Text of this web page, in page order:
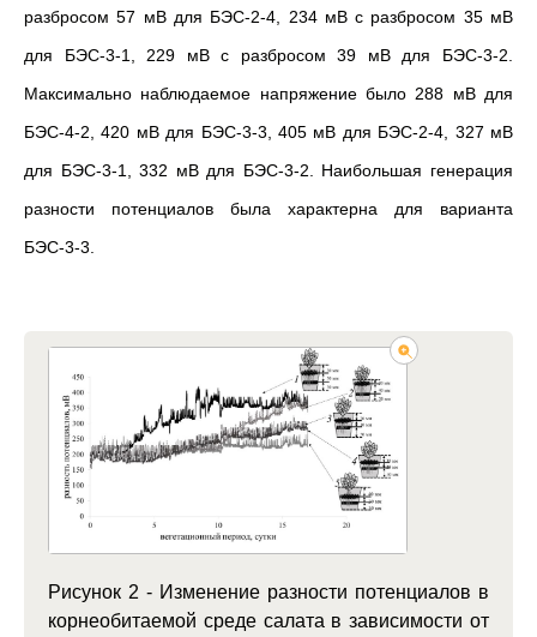
разбросом 57 мВ для БЭС-2-4, 234 мВ с разбросом 35 мВ
для БЭС-3-1, 229 мВ с разбросом 39 мВ для БЭС-3-2.
Максимально наблюдаемое напряжение было 288 мВ для
БЭС-4-2, 420 мВ для БЭС-3-3, 405 мВ для БЭС-2-4, 327 мВ
для БЭС-3-1, 332 мВ для БЭС-3-2. Наибольшая генерация
разности потенциалов была характерна для варианта
БЭС-3-3.
Рисунок 2 - Изменение разности потенциалов в
корнеобитаемой среде салата в зависимости от